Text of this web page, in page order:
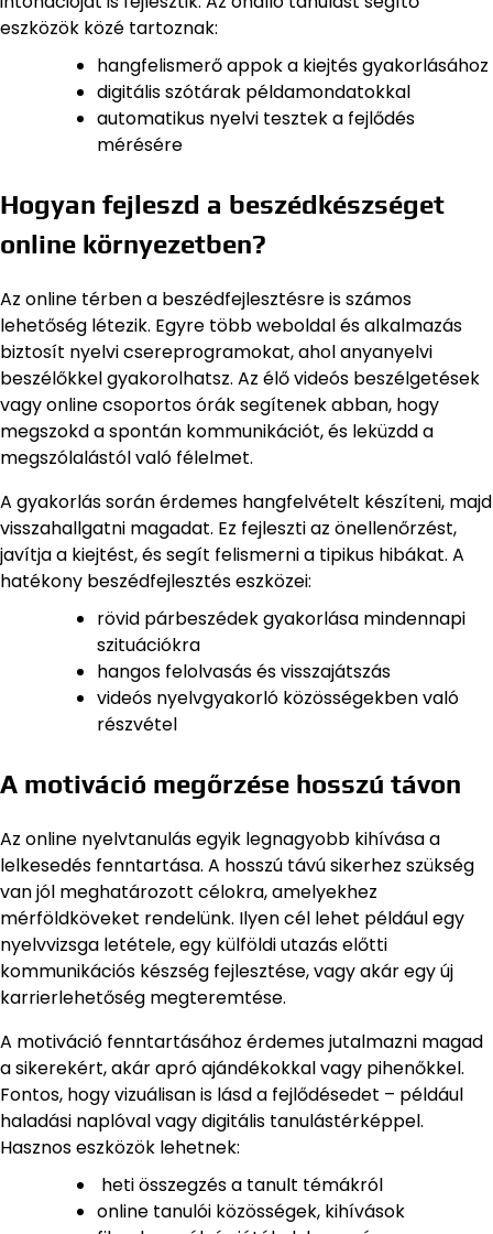
eszközök közé tartoznak:
hangfelismerő appok a kiejtés gyakorlásához
digitális szótárak példamondatokkal
automatikus nyelvi tesztek a fejlődés
mérésére
Hogyan fejleszd a beszédkészséget
online környezetben?
Az online térben a beszédfejlesztésre is számos
lehetőség létezik. Egyre több weboldal és alkalmazás
biztosít nyelvi csereprogramokat, ahol anyanyelvi
beszélőkkel gyakorolhatsz. Az élő videós beszélgetések
vagy online csoportos órák segítenek abban, hogy
megszokd a spontán kommunikációt, és leküzdd a
megszólalástól való félelmet.
A gyakorlás során érdemes hangfelvételt készíteni, majd
visszahallgatni magadat. Ez fejleszti az önellenőrzést,
javítja a kiejtést, és segít felismerni a tipikus hibákat. A
hatékony beszédfejlesztés eszközei:
rövid párbeszédek gyakorlása mindennapi
szituációkra
hangos felolvasás és visszajátszás
videós nyelvgyakorló közösségekben való
részvétel
A motiváció megőrzése hosszú távon
Az online nyelvtanulás egyik legnagyobb kihívása a
lelkesedés fenntartása. A hosszú távú sikerhez szükség
van jól meghatározott célokra, amelyekhez
mérföldköveket rendelünk. Ilyen cél lehet például egy
nyelvvizsga letétele, egy külföldi utazás előtti
kommunikációs készség fejlesztése, vagy akár egy új
karrierlehetőség megteremtése.
A motiváció fenntartásához érdemes jutalmazni magad
a sikerekért, akár apró ajándékokkal vagy pihenőkkel.
Fontos, hogy vizuálisan is lásd a fejlődésedet – például
haladási naplóval vagy digitális tanulástérképpel.
Hasznos eszközök lehetnek:
heti összegzés a tanult témákról
online tanulói közösségek, kihívások